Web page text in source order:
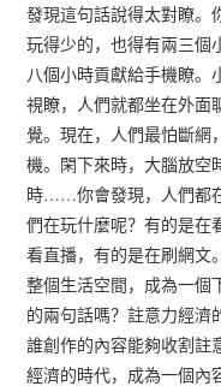
發現這句話說得太對瞭。
玩得少的，也得有兩三個
八個小時貢獻給手機瞭。
視瞭，人們就都坐在外面
覺。現在，人們最怕斷網
機。閑下來時，大腦放空
時……你會發現，人們都
們在玩什麼呢？有的是在
看直播，有的是在刷網文
整個生活空間，成為一個
的兩句話嗎？註意力經濟
誰創作的內容能夠收割註
經濟的時代，成為一個內